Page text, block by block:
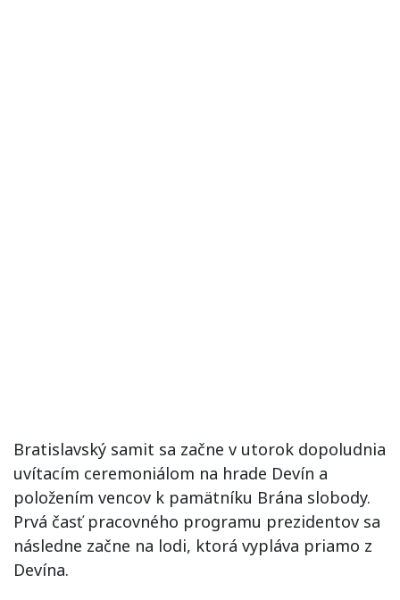
Bratislavský samit sa začne v utorok dopoludnia
uvítacím ceremoniálom na hrade Devín a
položením vencov k pamätníku Brána slobody.
Prvá časť pracovného programu prezidentov sa
následne začne na lodi, ktorá vypláva priamo z
Devína.